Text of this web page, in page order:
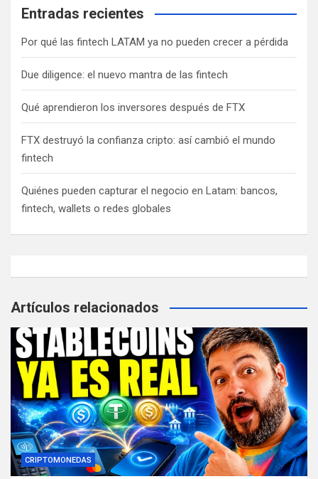
Entradas recientes
Por qué las fintech LATAM ya no pueden crecer a pérdida
Due diligence: el nuevo mantra de las fintech
Qué aprendieron los inversores después de FTX
FTX destruyó la confianza cripto: así cambió el mundo
fintech
Quiénes pueden capturar el negocio en Latam: bancos,
fintech, wallets o redes globales
Artículos relacionados
CRIPTOMONEDAS